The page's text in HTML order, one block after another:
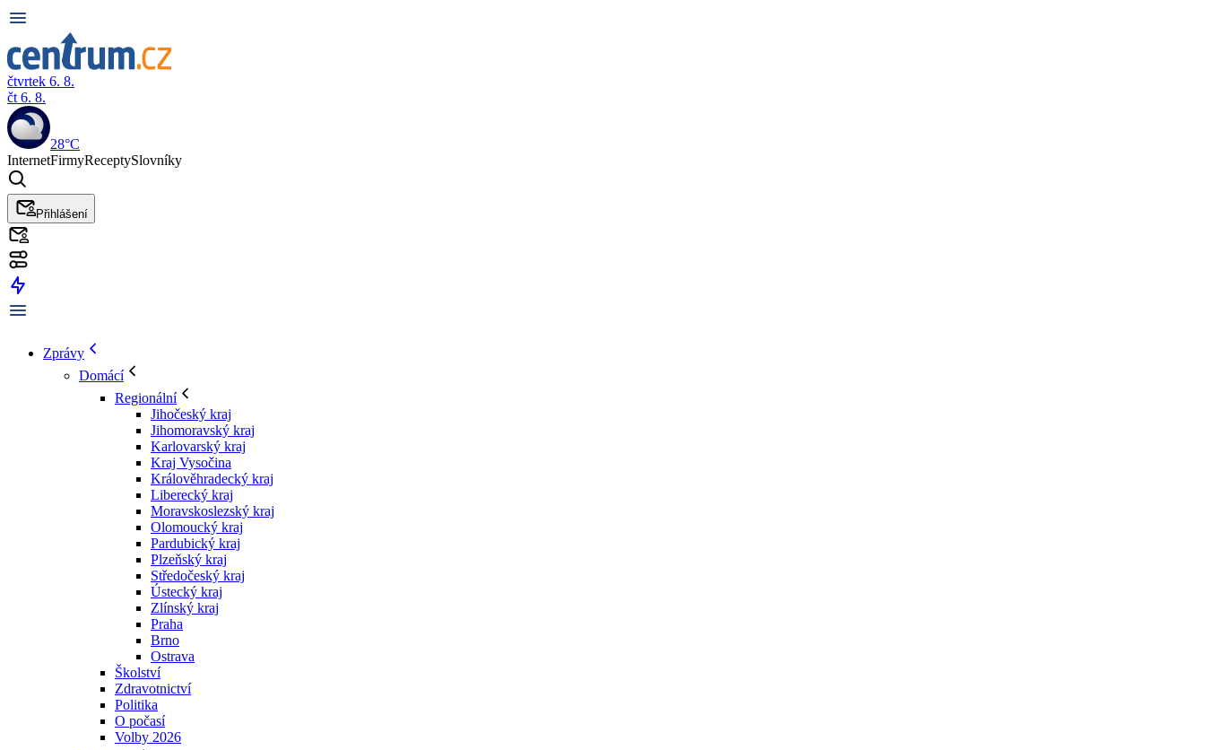
čtvrtek 6. 8.
čt 6. 8.
28°C
InternetFirmyReceptySlovníky
Přihlášení
Zprávy
Domácí
Regionální
Jihočeský kraj
Jihomoravský kraj
Karlovarský kraj
Kraj Vysočina
Králověhradecký kraj
Liberecký kraj
Moravskoslezský kraj
Olomoucký kraj
Pardubický kraj
Plzeňský kraj
Středočeský kraj
Ústecký kraj
Zlínský kraj
Praha
Brno
Ostrava
Školství
Zdravotnictví
Politika
O počasí
Volby 2026